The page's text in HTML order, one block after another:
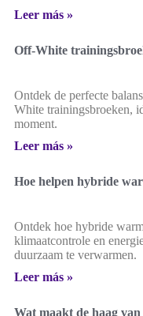
Leer más »
Off-White
Ontdek de perfecte
White trainingsbroeken,
moment.
Leer más »
Hoe helpen hybride
Ontdek hoe hybride
klimaatcontrole en
duurzaam te verwarmen.
Leer más »
Wat maakt de haag